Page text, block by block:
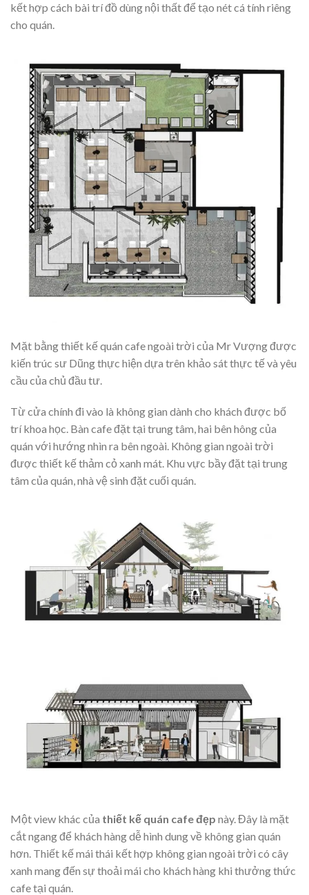
kết hợp cách bài trí đồ dùng nội thất để tạo nét cá tính riêng
cho quán.
Mặt bằng thiết kế quán cafe ngoài trời của Mr Vượng được
kiến trúc sư Dũng thực hiện dựa trên khảo sát thực tế và yêu
cầu của chủ đầu tư.
Từ cửa chính đi vào là không gian dành cho khách được bố
trí khoa học. Bàn cafe đặt tại trung tâm, hai bên hông của
quán với hướng nhìn ra bên ngoài. Không gian ngoài trời
được thiết kế thảm cỏ xanh mát. Khu vực bầy đặt tại trung
tâm của quán, nhà vệ sinh đặt cuối quán.
Một view khác của thiết kế quán cafe đẹp này. Đây là mặt
cắt ngang để khách hàng dễ hình dung về không gian quán
hơn. Thiết kế mái thái kết hợp không gian ngoài trời có cây
xanh mang đến sự thoải mái cho khách hàng khi thưởng thức
cafe tại quán.